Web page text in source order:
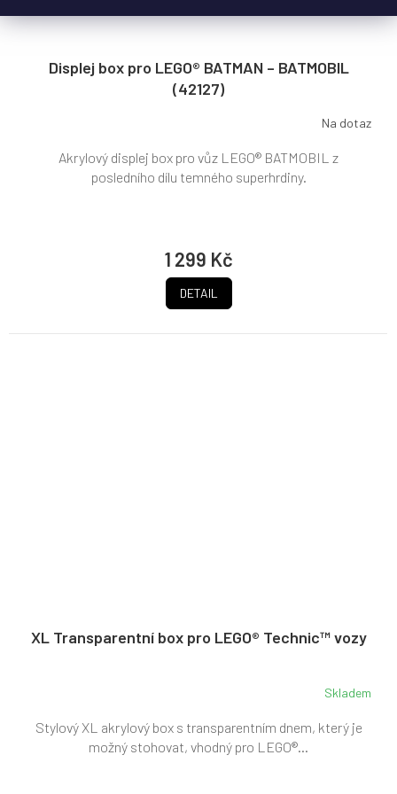
Displej box pro LEGO® BATMAN – BATMOBIL
(42127)
Na dotaz
1 299 Kč
DETAIL
Akrylový displej box pro vůz LEGO® BATMOBIL z
posledního dílu temného superhrdiny.
XL Transparentní box pro LEGO® Technic™ vozy
produktu
Skladem
Stylový XL akrylový box s transparentním dnem, který je
možný stohovat, vhodný pro LEGO®...